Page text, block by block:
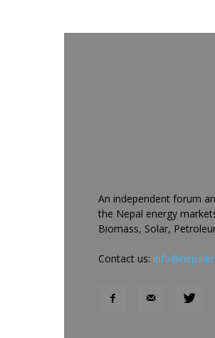
An independent forum
the Nepal energy
Biomass, Solar,
Contact us: